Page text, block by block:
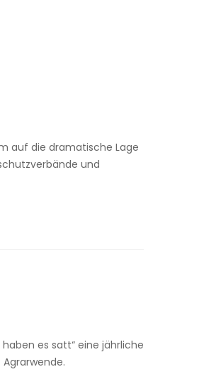
auf die dramatische Lage
und
es satt“ eine jährliche